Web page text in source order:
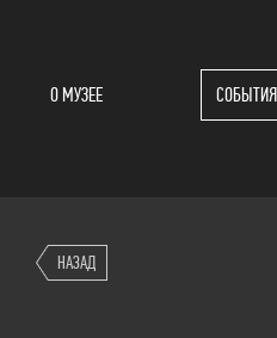
О МУЗЕЕ СОБЫТИЯ
НАЗАД